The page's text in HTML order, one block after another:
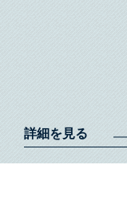
詳細を見る